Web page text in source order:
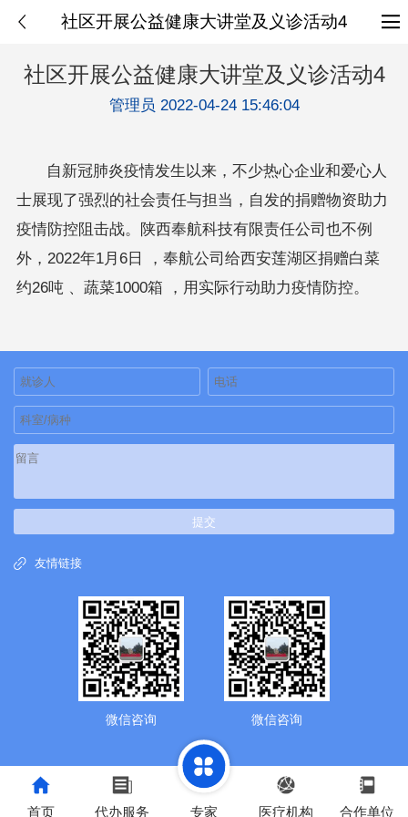
社区开展公益健康大讲堂及义诊活动4
社区开展公益健康大讲堂及义诊活动4
管理员 2022-04-24 15:46:04
自新冠肺炎疫情发生以来，不少热心企业和爱心人
士展现了强烈的社会责任与担当，自发的捐赠物资助力
疫情防控阻击战。陕西奉航科技有限责任公司也不例
外，2022年1月6日 ，奉航公司给西安莲湖区捐赠白菜
约26吨 、蔬菜1000箱 ，用实际行动助力疫情防控。
提交
友情链接
微信咨询 微信咨询
首页 代办服务 专家 医疗机构 合作单位